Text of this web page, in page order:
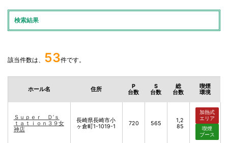
検索結果
該当件数は、 53件です。
ホール名 住所
P
台数
S
台数
総
台数
喫煙
環境
Ｓｕｐｅｒ Ｄ’ｓ
ｔａｔｉｏｎ３９女
神店
長崎県長崎市小
ヶ倉町1-1019-1
720 565
1,2
85
加熱式
エリア
喫煙
ブース